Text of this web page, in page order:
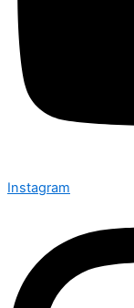
Instagram